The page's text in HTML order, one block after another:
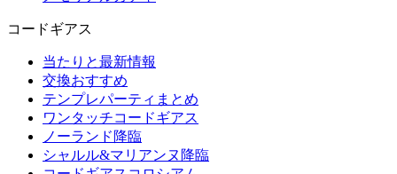
コードギアス
当たりと最新情報
交換おすすめ
テンプレパーティまとめ
ワンタッチコードギアス
ノーランド降臨
シャルル&マリアンヌ降臨